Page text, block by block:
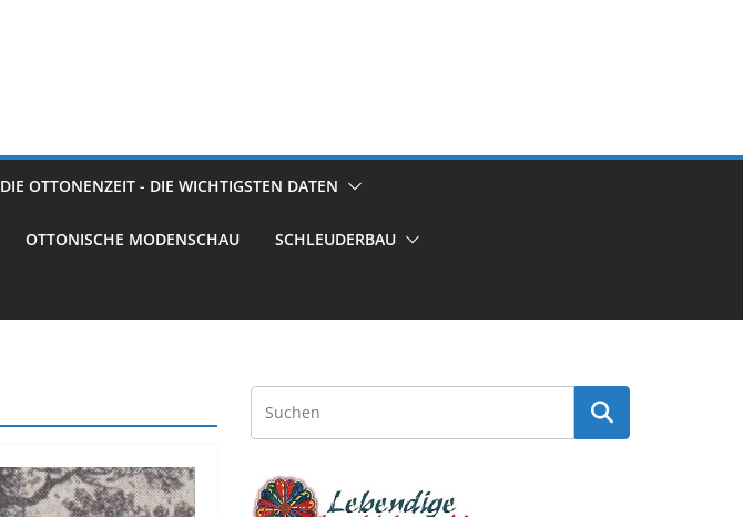
DIE OTTONENZEIT - DIE WICHTIGSTEN DATEN
OTTONISCHE MODENSCHAU SCHLEUDERBAU